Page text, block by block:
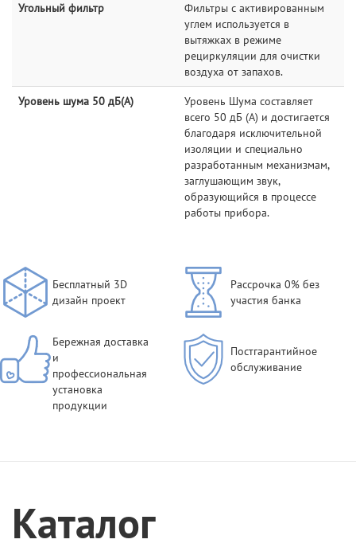
Угольный фильтр
Фильтры с активированным
углем используется в
вытяжках в режиме
рециркуляции для очистки
воздуха от запахов.
Уровень шума 50 дБ(А)
Уровень Шума составляет
всего 50 дБ (А) и достигается
благодаря исключительной
изоляции и специально
разработанным механизмам,
заглушающим звук,
образующийся в процессе
работы прибора.
Бесплатный 3D
дизайн проект
Рассрочка 0% без
участия банка
Бережная доставка
и
профессиональная
установка
продукции
Постгарантийное
обслуживание
Каталог